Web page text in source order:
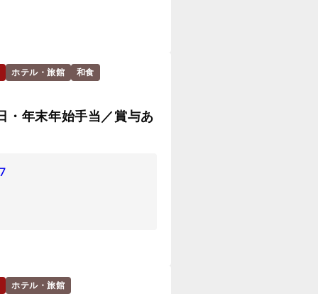
ホテル・旅館 和食
・年末年始手当／賞与あ
ホテル・旅館